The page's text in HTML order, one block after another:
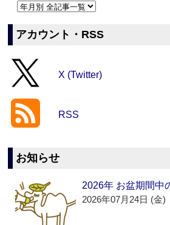
アカウント・RSS
X (Twitter)
RSS
お知らせ
2026年 お盆期間中
2026年07月24日 (金)